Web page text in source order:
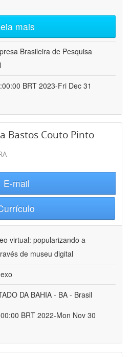
mais
Brasileira de Pesquisa
BRT 2023-Fri Dec 31
Bastos Couto Pinto
E-mail
virtual: popularizando a
de museu digital
DA BAHIA - BA - Brasil
BRT 2022-Mon Nov 30